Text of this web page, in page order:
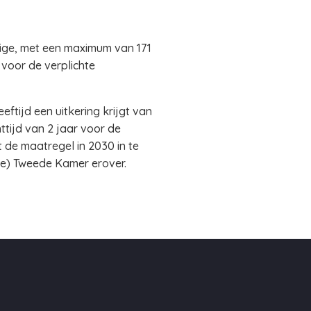
met een maximum van 171
de verplichte
een uitkering krijgt van
van 2 jaar voor de
maatregel in 2030 in te
Tweede Kamer erover.